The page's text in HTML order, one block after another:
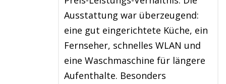
Ausstattung war überzeugend:
eine gut eingerichtete Küche, ein
Fernseher, schnelles WLAN und
eine Waschmaschine für längere
Aufenthalte. Besonders